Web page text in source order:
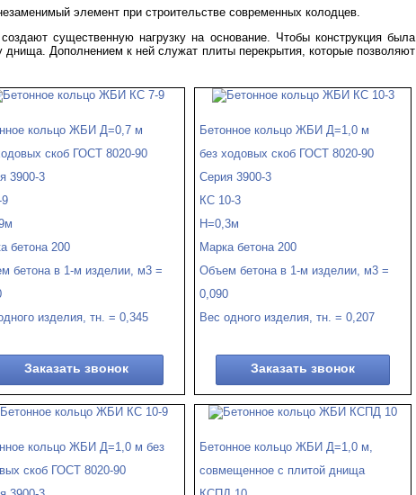
элемент при строительстве современных колодцев.
существенную нагрузку на основание. Чтобы конструкция была
Дополнением к ней служат плиты перекрытия, которые позволяют
кольцо ЖБИ Д=0,7 м
скоб ГОСТ 8020-90
3900-3
бетона 200
бетона в 1-м изделии, м3 =
изделия, тн. = 0,345
Заказать звонок
Бетонное кольцо ЖБИ Д=1,0 м
без ходовых скоб ГОСТ 8020-90
Серия 3900-3
КС 10-3
Н=0,3м
Марка бетона 200
Объем бетона в 1-м изделии, м3 =
0,090
Вес одного изделия, тн. = 0,207
Заказать звонок
кольцо ЖБИ Д=1,0 м без
скоб ГОСТ 8020-90
Бетонное кольцо ЖБИ Д=1,0 м,
совмещенное с плитой днища